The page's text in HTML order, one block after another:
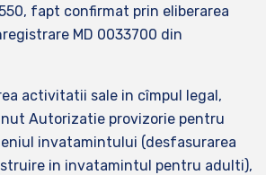
fapt confirmat prin eliberarea
MD 0033700 din
activitatii sale in cîmpul legal,
Autorizatie provizorie pentru
invatamintului (desfasurarea
in invatamintul pentru adulti),